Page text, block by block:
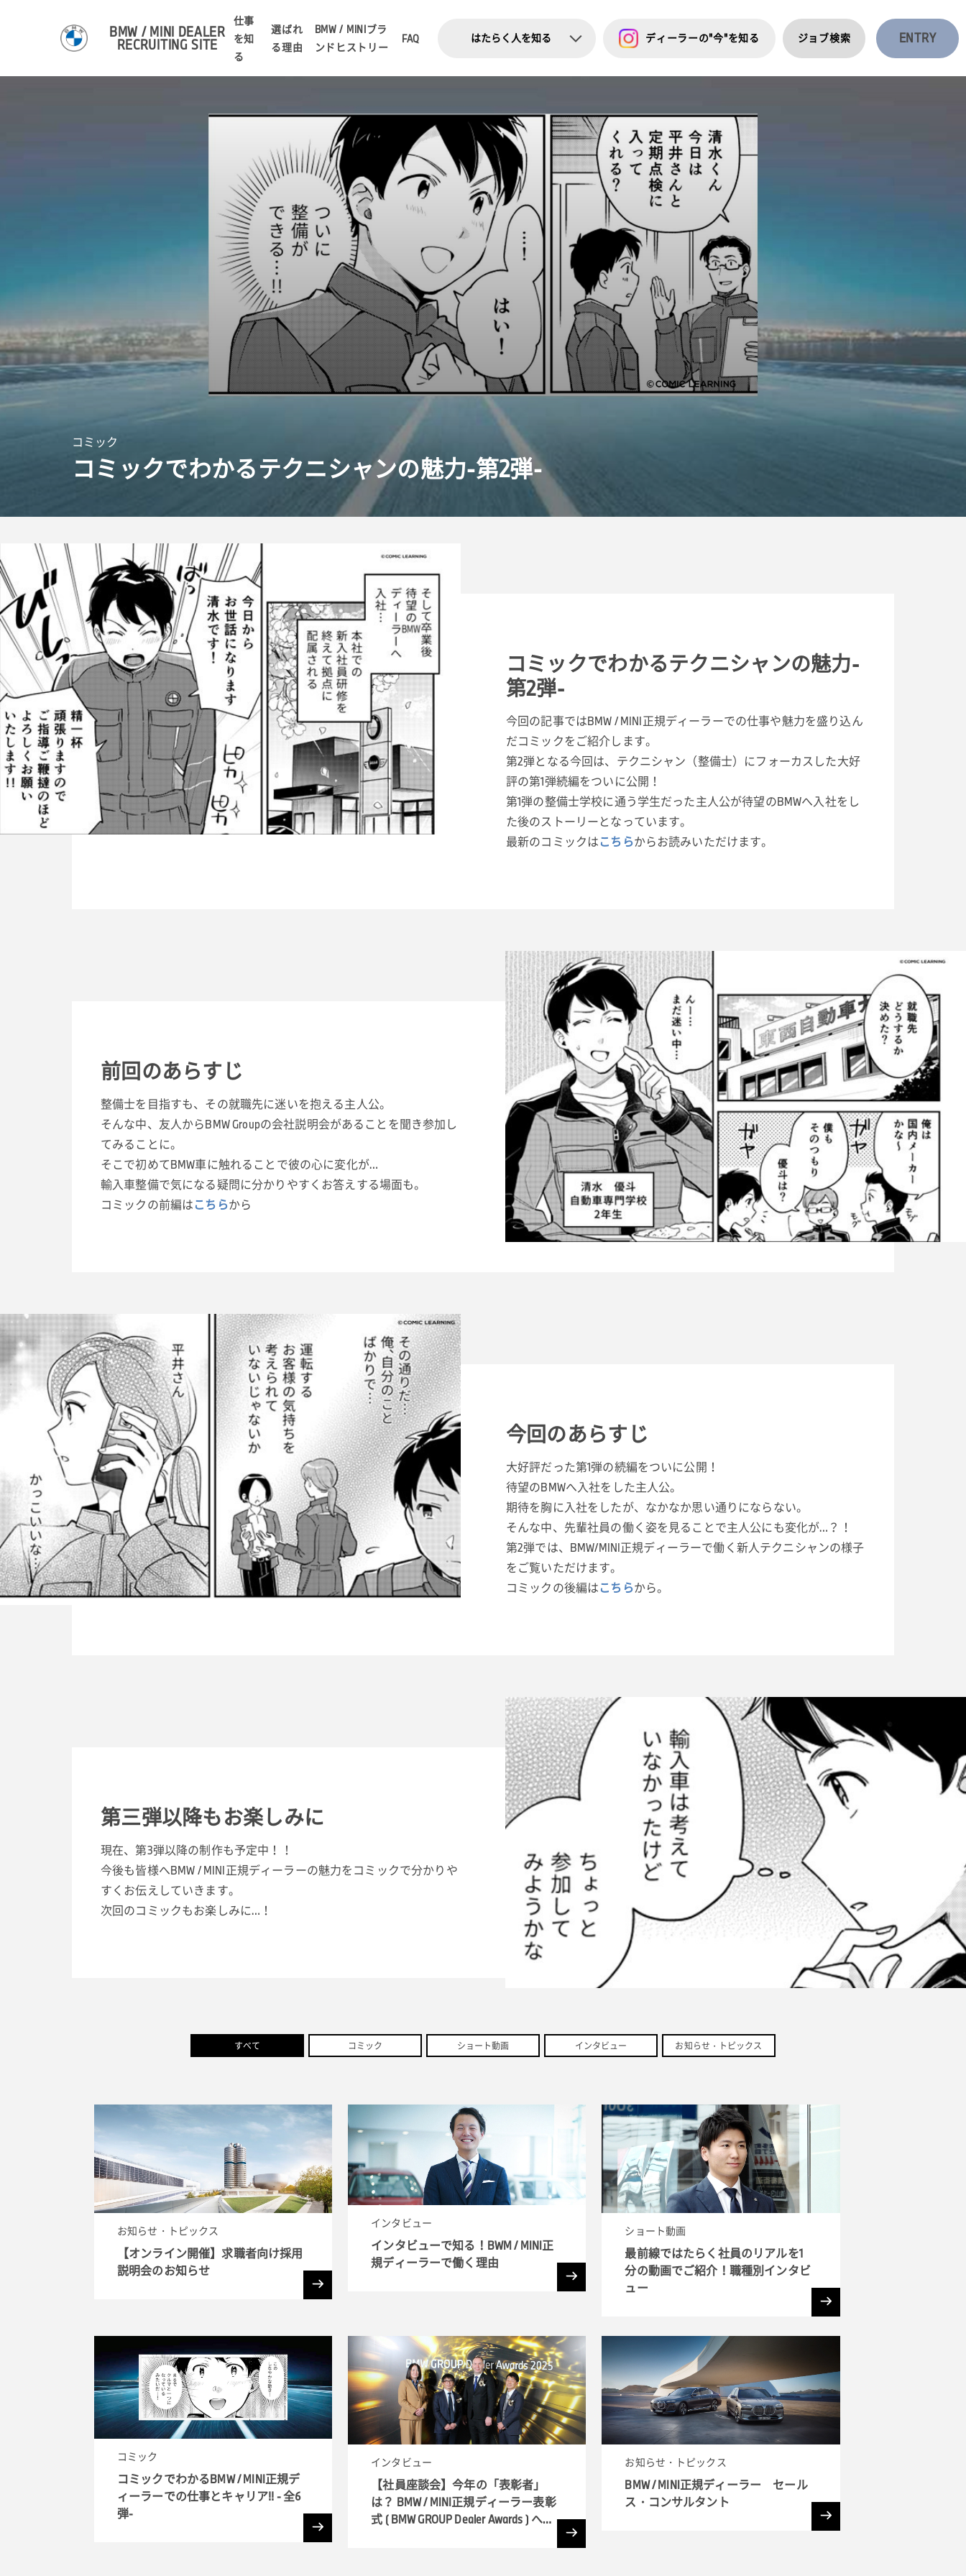
BMW / MINI DEALER
RECRUITING SITE
仕事
を知
る
選ばれ
る理由
BMW / MINIブラ
ンドヒストリー
FAQ はたらく人を知る
ショート動画
インタビュー
お知らせ・トピックス
ディーラーの"今"を知る ジョブ検索 ENTRY
コミック
コミックでわかるテクニシャンの魅力-第2弾-
コミックでわかるテクニシャンの魅力-
第2弾-
今回の記事ではBMW / MINI正規ディーラーでの仕事や魅力を盛り込ん
だコミックをご紹介します。
第2弾となる今回は、テクニシャン（整備士）にフォーカスした大好
評の第1弾続編をついに公開！
第1弾の整備士学校に通う学生だった主人公が待望のBMWへ入社をし
た後のストーリーとなっています。
最新のコミックはこちらからお読みいただけます。
前回のあらすじ
整備士を目指すも、その就職先に迷いを抱える主人公。
そんな中、友人からBMW Groupの会社説明会があることを聞き参加し
てみることに。
そこで初めてBMW車に触れることで彼の心に変化が…
輸入車整備で気になる疑問に分かりやすくお答えする場面も。
コミックの前編はこちらから
今回のあらすじ
大好評だった第1弾の続編をついに公開！
待望のBMWへ入社をした主人公。
期待を胸に入社をしたが、なかなか思い通りにならない。
そんな中、先輩社員の働く姿を見ることで主人公にも変化が…？！
第2弾では、BMW/MINI正規ディーラーで働く新人テクニシャンの様子
をご覧いただけます。
コミックの後編はこちらから。
第三弾以降もお楽しみに
現在、第3弾以降の制作も予定中！！
今後も皆様へBMW / MINI正規ディーラーの魅力をコミックで分かりや
すくお伝えしていきます。
次回のコミックもお楽しみに…！
すべて コミック ショート動画 インタビュー お知らせ・トピックス
お知らせ・トピックス
【オンライン開催】求職者向け採用
説明会のお知らせ
インタビュー
インタビューで知る！BWM / MINI正
規ディーラーで働く理由
ショート動画
最前線ではたらく社員のリアルを1
分の動画でご紹介！職種別インタビ
ュー
コミック
コミックでわかるBMW / MINI正規デ
ィーラーでの仕事とキャリア!! - 全6
弾-
インタビュー
【社員座談会】今年の「表彰者」
は？ BMW / MINI正規ディーラー表彰
式 ( BMW GROUP Dealer Awards ) へ潜
お知らせ・トピックス
BMW / MINI正規ディーラー セール
ス・コンサルタント